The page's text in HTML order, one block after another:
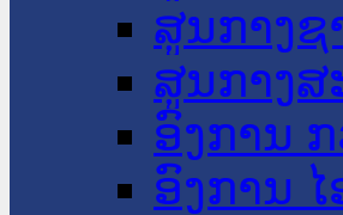
ສູນກາງ
ສູນກາງ
ອົງການ
ອົງການ